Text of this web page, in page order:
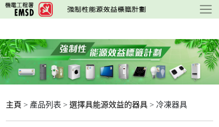
跳
至
要
內
容
主頁 > 產品列表 > 選擇具能源效益的器具 > 冷凍器具